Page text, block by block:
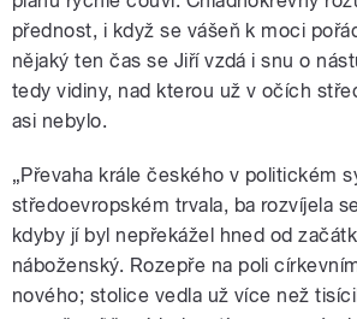
přednost, i když se vášeň k moci
nějaký ten čas se Jiří vzdá i snu o
tedy vidiny, nad kterou už v očích
asi nebylo.
„Převaha krále českého v politickém
středoevropském trvala, ba rozvíjela
kdyby jí byl nepřekážel hned od
náboženský. Rozepře na poli
nového; stolice vedla už více než